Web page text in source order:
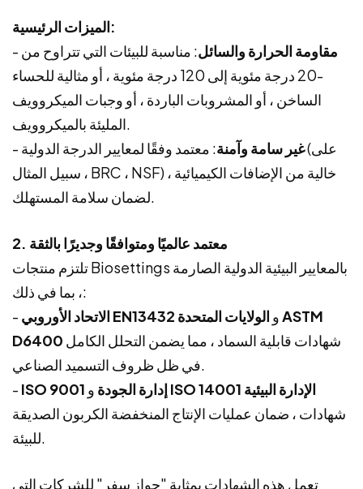
الميزات الرئيسية:
-
مقاومة الحرارة والسائل: مناسبة للبيئات التي تتراوح من
-20 درجة مئوية إلى 120 درجة مئوية ، أو مثالية للحساء
الساخن ، أو المشروبات الباردة ، أو وجبات الميكروويف
المليئة بالميكروويف.
-
غير سامة وآمنة: معتمد وفقًا لمعايير الدرجة الدولية (على
سبيل المثال ، BRC ، NSF) ، خالية من الإضافات الكيميائية
لضمان سلامة المستهلك.
2. معتمد عالميًا ومتوافقًا وجديرًا بالثقة
تلتزم منتجات Biosettings بالمعايير البيئية الدولية الصارمة
، بما في ذلك:
-
الاتحاد الأوروبي EN13432 و الولايات المتحدة ASTM
D6400
في ظل ظروف التسميد الصناعي.
- ISO 9001 إدارة الجودة
ISO 14001 الإدارة البيئية
شهادات ، ضمان عمليات الإنتاج المنخفضة الكربون الصديقة
للبيئة.
تعمل هذه الشهادات بمثابة "جواز سفر" للشركات التي